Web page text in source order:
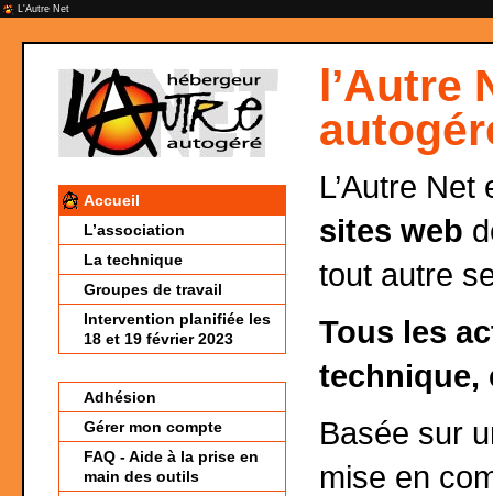
L'Autre Net
Accueil
L’association
La technique
Groupes de travail
Intervention planifiée les
18 et 19 février 2023
Adhésion
Gérer mon compte
FAQ - Aide à la prise en
main des outils
l’Autre
L’Autre
sites web
tout autre
Tous les
technique,
Basée sur
mise en